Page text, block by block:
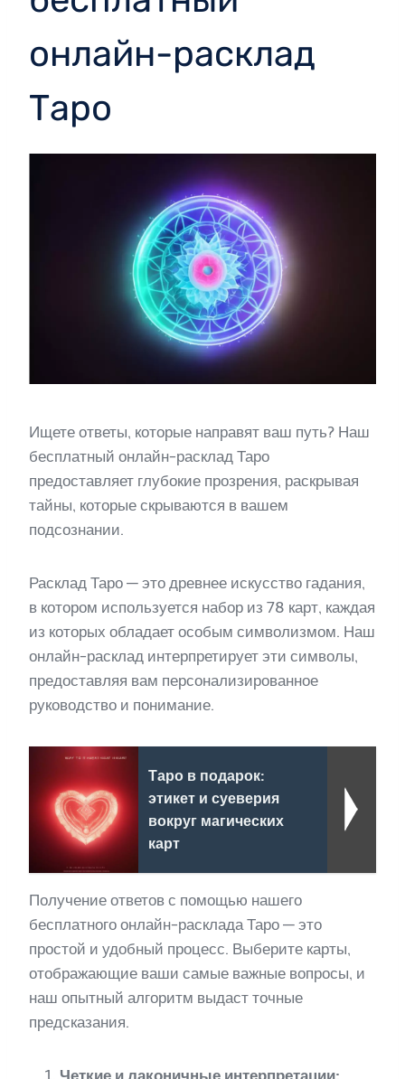
онлайн-расклад
Таро
Ищете ответы, которые направят ваш путь? Наш
бесплатный онлайн-расклад Таро
предоставляет глубокие прозрения, раскрывая
тайны, которые скрываются в вашем
подсознании.
Расклад Таро — это древнее искусство гадания,
в котором используется набор из 78 карт, каждая
из которых обладает особым символизмом. Наш
онлайн-расклад интерпретирует эти символы,
предоставляя вам персонализированное
руководство и понимание.
Таро в подарок:
этикет и суеверия
вокруг магических
карт
Получение ответов с помощью нашего
бесплатного онлайн-расклада Таро — это
простой и удобный процесс. Выберите карты,
отображающие ваши самые важные вопросы, и
наш опытный алгоритм выдаст точные
предсказания.
Четкие и лаконичные интерпретации: